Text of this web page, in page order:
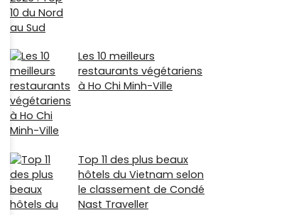
Les 10 meilleurs
restaurants végétariens
à Ho Chi Minh-Ville
Top 11 des plus beaux
hôtels du Vietnam selon
le classement de Condé
Nast Traveller